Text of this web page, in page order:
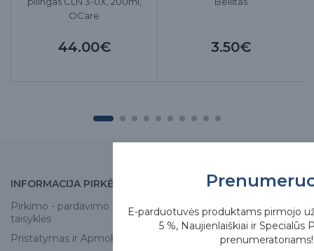
OCare
44.00€ 3.50€
INFORMACIJA PIRKĖJUI
Pirkimo - pardavimo
taisyklės
Pristatymas ir Apmokėjimas
APIE MUS
Apie mus
Skirgesa parduotuvės
E-parduotuvės produktams pirmojo
5 %, Naujienlaiškiai ir Specialūs
prenumeratoriams!